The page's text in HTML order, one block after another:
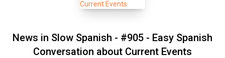
News in Slow Spanish - #905 - Easy Spanish
Conversation about Current Events